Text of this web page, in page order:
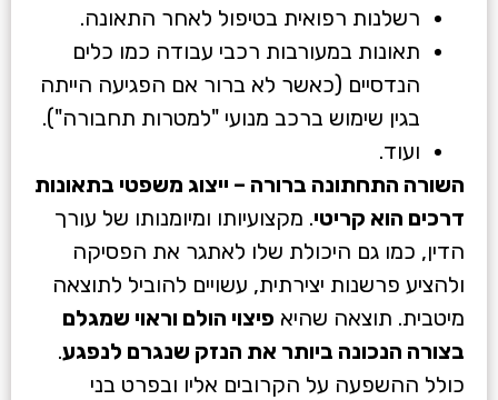
רשלנות רפואית בטיפול לאחר התאונה.
תאונות במעורבות רכבי עבודה כמו כלים
הנדסיים (כאשר לא ברור אם הפגיעה הייתה
בגין שימוש ברכב מנועי "למטרות תחבורה").
ועוד.
השורה התחתונה ברורה – ייצוג משפטי בתאונות
דרכים הוא קריטי. מקצועיותו ומיומנותו של עורך
הדין, כמו גם היכולת שלו לאתגר את הפסיקה
ולהציע פרשנות יצירתית, עשויים להוביל לתוצאה
מיטבית. תוצאה שהיא פיצוי הולם וראוי שמגלם
בצורה הנכונה ביותר את הנזק שנגרם לנפגע.
כולל ההשפעה על הקרובים אליו ובפרט בני